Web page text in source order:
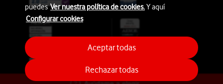
puedesVer nuestra política de cookies.Y aquí
Configurar cookies
Rechazar todas
Aceptar todas